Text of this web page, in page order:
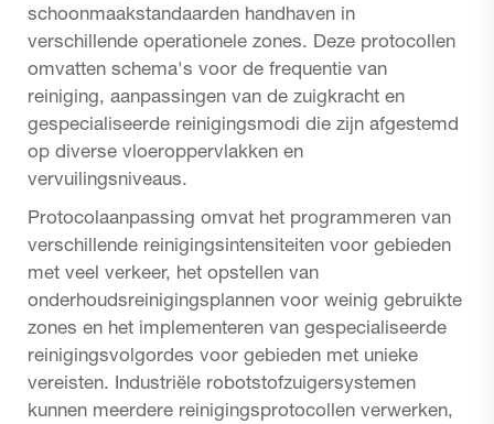
schoonmaakstandaarden handhaven in
verschillende operationele zones. Deze protocollen
omvatten schema's voor de frequentie van
reiniging, aanpassingen van de zuigkracht en
gespecialiseerde reinigingsmodi die zijn afgestemd
op diverse vloeroppervlakken en
vervuilingsniveaus.
Protocolaanpassing omvat het programmeren van
verschillende reinigingsintensiteiten voor gebieden
met veel verkeer, het opstellen van
onderhoudsreinigingsplannen voor weinig gebruikte
zones en het implementeren van gespecialiseerde
reinigingsvolgordes voor gebieden met unieke
vereisten. Industriële robotstofzuigersystemen
kunnen meerdere reinigingsprotocollen verwerken,